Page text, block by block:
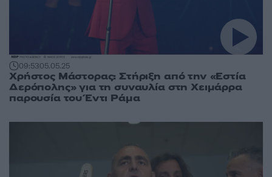
09:5305.05.25
Χρήστος Μάστορας: Στήριξη από την «Εστία
Δερόπολης» για τη συναυλία στη Χειμάρρα
παρουσία του Έντι Ράμα